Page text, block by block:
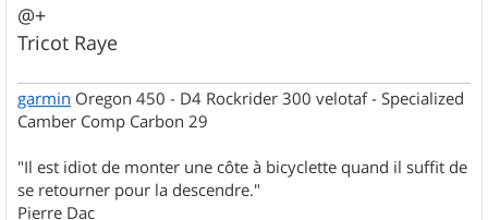
@+
Tricot Raye
garmin Oregon 450 - D4 Rockrider 300 velotaf - Specialized
Camber Comp Carbon 29
"Il est idiot de monter une côte à bicyclette quand il suffit de
se retourner pour la descendre."
Pierre Dac